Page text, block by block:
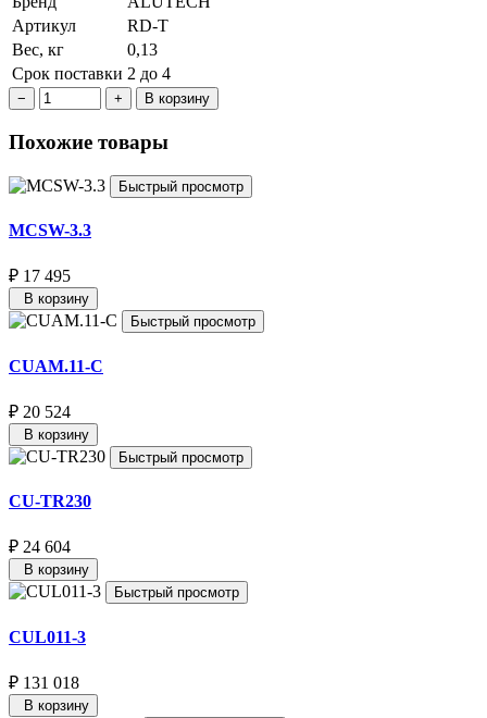
Артикул
RD-T
Вес, кг
0,13
Срок поставки 2 до 4
В корзину
Похожие товары
Быстрый просмотр
MCSW-3.3
₽ 17 495
В корзину
Быстрый просмотр
CUAM.11-C
₽ 20 524
В корзину
Быстрый просмотр
CU-TR230
₽ 24 604
В корзину
Быстрый просмотр
CUL011-3
₽ 131 018
В корзину